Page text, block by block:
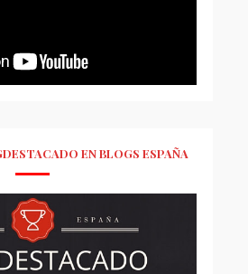
EN BLOGS ESPAÑA